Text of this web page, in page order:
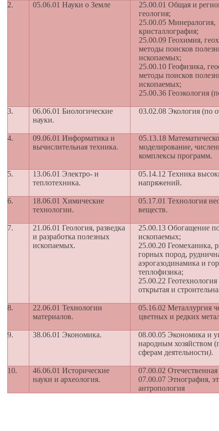
2. 05.06.01 Науки о Земле
25.00.01 Общая и
геология;
25.00.05 Минералогия,
кристаллография;
25.00.09 Геохимия,
методы поисков
ископаемых;
25.00.10 Геофизика,
методы поисков
ископаемых;
25.00.36 Геоэкология
3.
06.06.01 Биологические
науки.
03.02.08 Экология (по
4.
09.06.01 Информатика и
вычислительная техника.
05.13.18
моделирование,
комплексы программ.
5.
13.06.01 Электро- и
теплотехника.
05.14.12 Техника
напряжений.
6.
18.06.01 Химические
технологии.
05.17.01 Технология
веществ.
7.
21.06.01 Геология, разведка
и разработка полезных
ископаемых.
25.00.13 Обогащение
ископаемых;
25.00.20 Геомеханика,
горных пород,
аэрогазодинамика и
теплофизика;
25.00.22
открытая и
8.
22.06.01 Технологии
материалов.
05.16.02 Металлургия
цветных и редких
9. 38.06.01 Экономика.
08.00.05 Экономика и
народным хозяйством
сферам деятельности).
10.
46.06.01 Исторические
науки и археология.
07.00.02
07.00.07 Этнография,
антропология